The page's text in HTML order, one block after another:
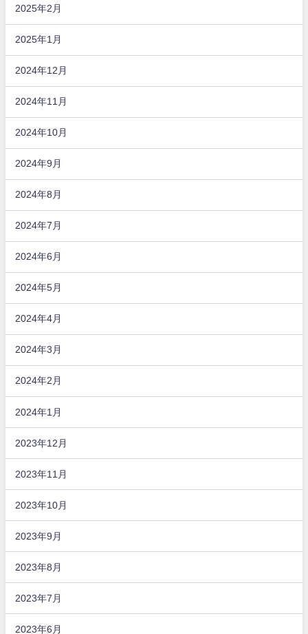
2025年2月
2025年1月
2024年12月
2024年11月
2024年10月
2024年9月
2024年8月
2024年7月
2024年6月
2024年5月
2024年4月
2024年3月
2024年2月
2024年1月
2023年12月
2023年11月
2023年10月
2023年9月
2023年8月
2023年7月
2023年6月